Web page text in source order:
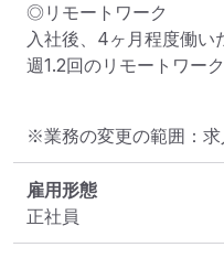
◎リモートワーク
入社後、4ヶ月程度働い
週1.2回のリモートワー
※業務の変更の範囲：
雇用形態
正社員